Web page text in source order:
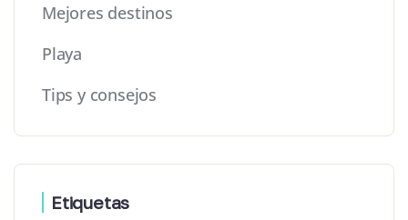
Mejores destinos
Playa
Tips y consejos
Etiquetas